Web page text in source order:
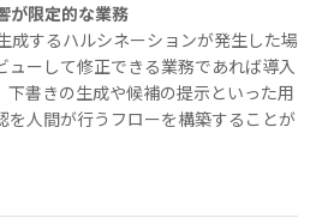
が限定的な業務
成するハルシネーションが発生した場
ューして修正できる業務であれば導入
下書きの生成や候補の提示といった用
を人間が行うフローを構築することが